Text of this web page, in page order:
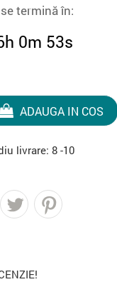
termină în:
0m 52s
ADAUGA IN COS
livrare: 8 -10